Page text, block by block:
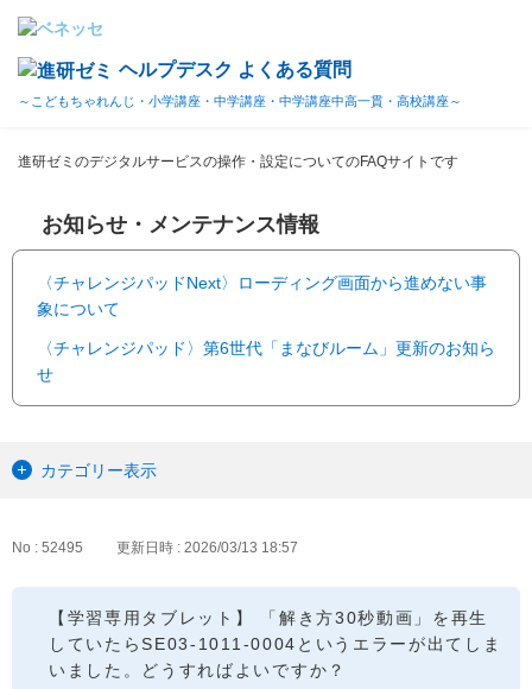
ヘルプデスク よくある質問
～こどもちゃれんじ・小学講座・中学講座・中学講座中高一貫・高校講座～
進研ゼミのデジタルサービスの操作・設定についてのFAQサイトです
お知らせ・メンテナンス情報
〈チャレンジパッドNext〉ローディング画面から進めない事
象について
〈チャレンジパッド〉第6世代「まなびルーム」更新のお知ら
せ
カテゴリー表示
No : 52495 更新日時 : 2026/03/13 18:57
【学習専用タブレット】 「解き方30秒動画」を再生
していたらSE03-1011-0004というエラーが出てしま
いました。どうすればよいですか？